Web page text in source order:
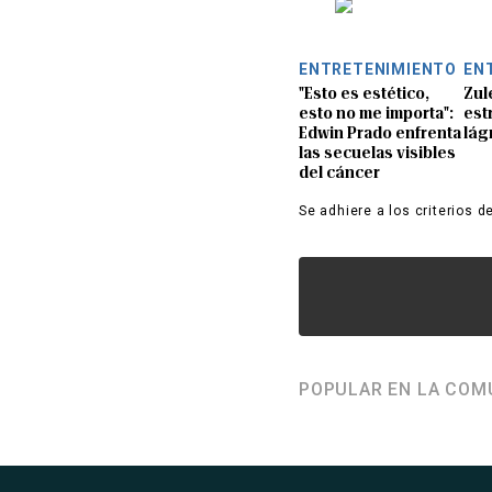
ENTRETENIMIENTO
"Esto es estético,
esto no me importa":
Edwin Prado enfrenta
las secuelas visibles
del cáncer
Se adhiere a los criterios
POPULAR EN LA